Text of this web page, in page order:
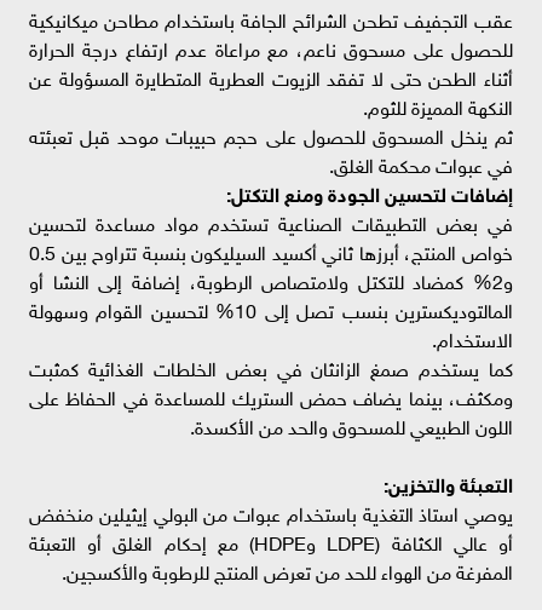
عقب التجفيف تطحن الشرائح الجافة باستخدام مطاحن ميكانيكية
للحصول على مسحوق ناعم، مع مراعاة عدم ارتفاع درجة الحرارة
أثناء الطحن حتى لا تفقد الزيوت العطرية المتطايرة المسؤولة عن
النكهة المميزة للثوم.
ثم ينخل المسحوق للحصول على حجم حبيبات موحد قبل تعبئته
في عبوات محكمة الغلق.
إضافات لتحسين الجودة ومنع التكتل:
في بعض التطبيقات الصناعية تستخدم مواد مساعدة لتحسين
خواص المنتج، أبرزها ثاني أكسيد السيليكون بنسبة تتراوح بين 0.5
و2% كمضاد للتكتل ولامتصاص الرطوبة، إضافة إلى النشا أو
المالتوديكسترين بنسب تصل إلى 10% لتحسين القوام وسهولة
الاستخدام.
كما يستخدم صمغ الزانثان في بعض الخلطات الغذائية كمثبت
ومكثف، بينما يضاف حمض الستريك للمساعدة في الحفاظ على
اللون الطبيعي للمسحوق والحد من الأكسدة.
التعبئة والتخزين:
يوصي استاذ التغذية باستخدام عبوات من البولي إيثيلين منخفض
أو عالي الكثافة (LDPE وHDPE) مع إحكام الغلق أو التعبئة
المفرغة من الهواء للحد من تعرض المنتج للرطوبة والأكسجين.